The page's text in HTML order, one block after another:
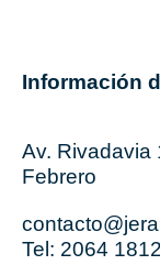
Información
Av. Rivadavia
Febrero
Tel: 2064 1812